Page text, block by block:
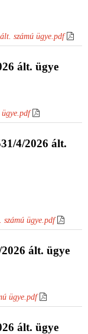
számú ügye.pdf
ált. ügye
4/2026 ált.
ügye.pdf
ált. ügye
ügye.pdf
ált. ügye